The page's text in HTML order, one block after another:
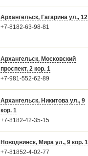
Архангельск, Гагарина ул., 12
+7-8182-63-98-81
Архангельск, Московский
проспект, 2 кор. 1
+7-981-552-62-89
Архангельск, Никитова ул., 9
кор. 1
+7-8182-42-35-15
Новодвинск, Мира ул., 9 кор. 1
+7-81852-4-02-77